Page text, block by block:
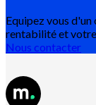
Equipez vous
rentabilité et
Nous contacter